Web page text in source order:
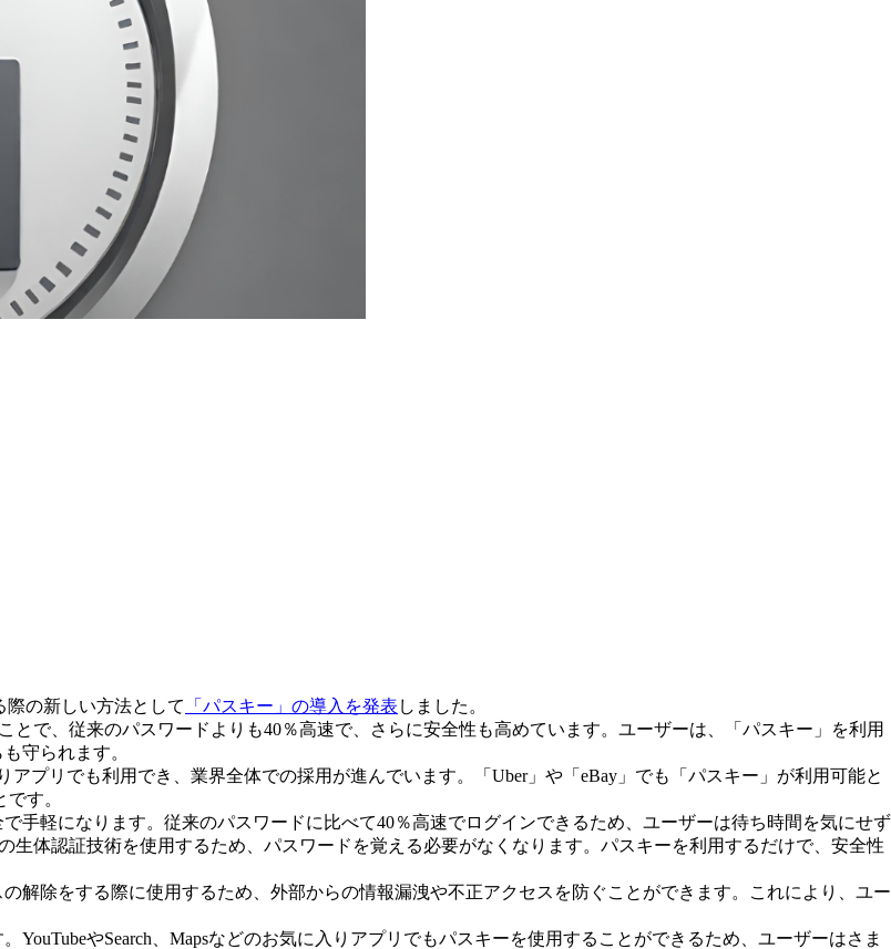
際の新しい方法として
「パスキー」の導入を発表 しました。
とで、従来のパスワードよりも40％高速で、さらに安全性も高めています。ユーザーは、「パスキー」を利用
守られます。
アプリでも利用でき、業界全体での採用が進んでいます。「Uber」や「eBay」でも「パスキー」が利用可能と
す。
手軽になります。従来のパスワードに比べて40％高速でログインできるため、ユーザーは待ち時間を気にせず
体認証技術を使用するため、パスワードを覚える必要がなくなります。パスキーを利用するだけで、安全性
解除をする際に使用するため、外部からの情報漏洩や不正アクセスを防ぐことができます。これにより、ユー
やSearch、Mapsなどのお気に入りアプリでもパスキーを使用することができるため、ユーザーはさま